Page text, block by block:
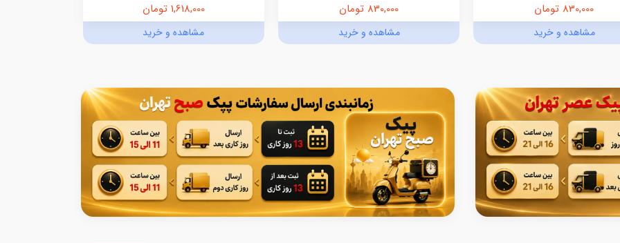
830,000 تومان
مشاهده و خرید
830,000 تومان
مشاهده و خرید
1,618,000 تومان
مشاهده و خرید